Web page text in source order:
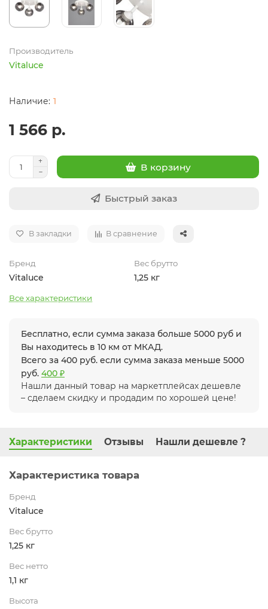
Производитель
Vitaluce
1
1 566 р.
В корзину
Быстрый заказ
В закладки В сравнение
Бренд
Vitaluce
Вес брутто
1,25 кг
Все характеристики
Бесплатно, если сумма заказа больше 5000 руб и
Вы находитесь в 10 км от МКАД.
Всего за 400 руб. если сумма заказа меньше 5000
руб. 400 ₽
Нашли данный товар на маркетплейсах дешевле
– сделаем скидку и продадим по хорошей цене!
Характеристики Отзывы Нашли дешевле ?
Характеристика товара
Бренд
Vitaluce
Вес брутто
1,25 кг
Вес нетто
1,1 кг
Высота